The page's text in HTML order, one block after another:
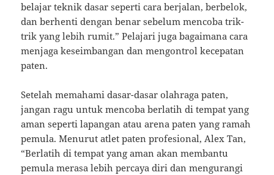
belajar teknik dasar seperti cara berjalan, berbelok,
dan berhenti dengan benar sebelum mencoba trik-
trik yang lebih rumit.” Pelajari juga bagaimana cara
menjaga keseimbangan dan mengontrol kecepatan
paten.
Setelah memahami dasar-dasar olahraga paten,
jangan ragu untuk mencoba berlatih di tempat yang
aman seperti lapangan atau arena paten yang ramah
pemula. Menurut atlet paten profesional, Alex Tan,
“Berlatih di tempat yang aman akan membantu
pemula merasa lebih percaya diri dan mengurangi